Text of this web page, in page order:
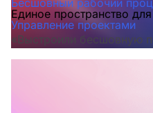
Бесшовный рабочий
Единое пространство
Управление проектами
«Выстроили бесшовную